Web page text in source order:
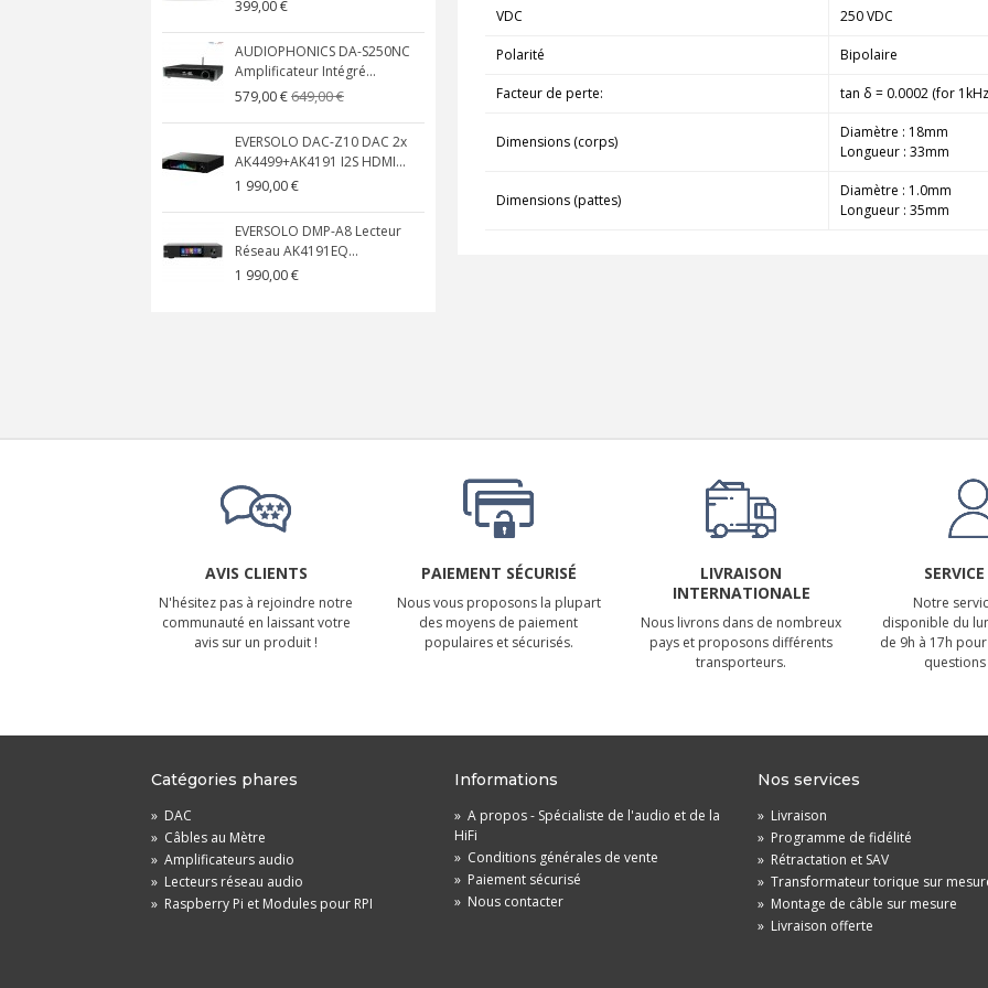
399,00 €
AUDIOPHONICS DA-S250NC
Amplificateur Intégré...
579,00 €649,00 €
EVERSOLO DAC-Z10 DAC 2x
AK4499+AK4191 I2S HDMI...
1 990,00 €
EVERSOLO DMP-A8 Lecteur
Réseau AK4191EQ...
1 990,00 €
DAN CLARK AUDIO AEON 2
919,00 €
EVERSOLO DMP-A6 MASTER
VDC 250 VDC
Polarité Bipolaire
Facteur de perte: tan δ = 0.0002 (for
Dimensions (corps)
Diamètre : 18mm
Longueur : 33mm
Dimensions (pattes)
Diamètre : 1.0mm
Longueur : 35mm
AVIS CLIENTS
N'hésitez pas à rejoindre notre
communauté en laissant votre
avis sur un produit !
PAIEMENT SÉCURISÉ
Nous vous proposons la plupart
des moyens de paiement
populaires et sécurisés.
LIVRAISON
INTERNATIONALE
Nous livrons dans de nombreux
pays et proposons différents
transporteurs.
Notre
disponible du
de 9h à 17h
Catégories phares
» DAC
» Câbles au Mètre
» Amplificateurs audio
» Lecteurs réseau audio
» Raspberry Pi et Modules pour RPI
Informations
» A propos - Spécialiste de l'audio et de la
HiFi
» Conditions générales de vente
» Paiement sécurisé
» Nous contacter
Nos services
» Livraison
» Programme de fidélité
» Rétractation et SAV
» Transformateur torique sur
» Montage de câble sur mesure
» Livraison offerte